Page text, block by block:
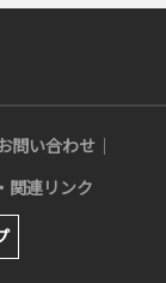
問い合わせ
関連リンク